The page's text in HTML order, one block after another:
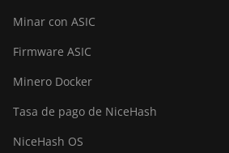
S9i
BITMAIN AntMiner
S9k
BITMAIN AntMiner
Minar con ASIC
Firmware ASIC
Minero Docker
Tasa de pago de NiceHash
NiceHash OS